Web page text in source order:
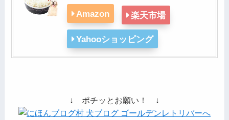
Amazon 楽天市場
Yahooショッピング
↓ ポチッとお願い！ ↓